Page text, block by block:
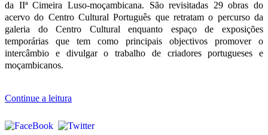
da IIª Cimeira Luso-moçambicana. São revisitadas 29 obras do
acervo do Centro Cultural Português que retratam o percurso da
galeria do Centro Cultural enquanto espaço de exposições
temporárias que tem como principais objectivos promover o
intercâmbio e divulgar o trabalho de criadores portugueses e
moçambicanos.
Continue a leitura